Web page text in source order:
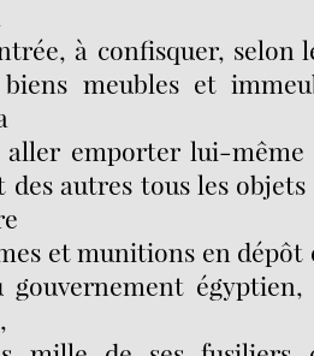
à confisquer, selon
meubles et
emporter lui-même
des autres tous les
et munitions en dépôt
égyptien,